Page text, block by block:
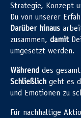
Strategie, Konzept
Du von unserer
Darüber hinaus
zusammen, damit
umgesetzt werden.
Während des
Schließlich geht es
und Emotionen zu
Für nachhaltige